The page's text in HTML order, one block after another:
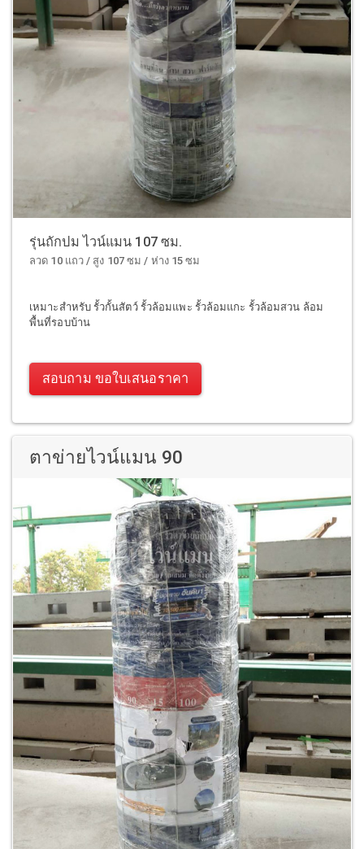
รุ่นถักปม ไวน์แมน 107 ซม.
ลวด 10 แถว / สูง 107 ซม / ห่าง 15 ซม
เหมาะสำหรับ รั้วกั้นสัตว์ รั้วล้อมแพะ รั้วล้อมแกะ รั้วล้อมสวน ล้อม
พื้นที่รอบบ้าน
สอบถาม ขอใบเสนอราคา
ตาข่ายไวน์แมน 90